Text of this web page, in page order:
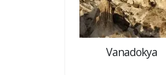
Vanadokya